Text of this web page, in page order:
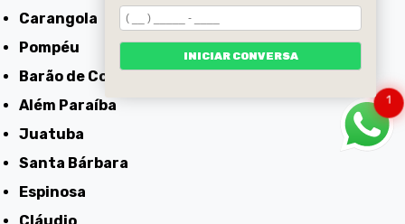
Carangola
Pompéu
Barão de Cocais
Além Paraíba
Juatuba
Santa Bárbara
Espinosa
Cláudio
1
INICIAR CONVERSA